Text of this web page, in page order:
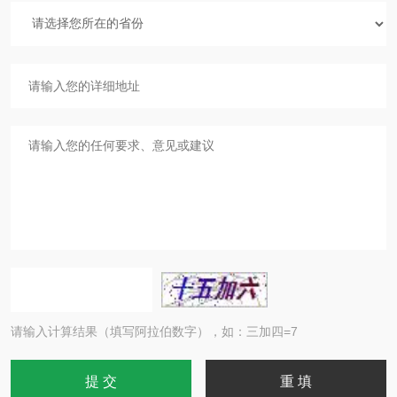
请输入计算结果（填写阿拉伯数字），如：三加四=7